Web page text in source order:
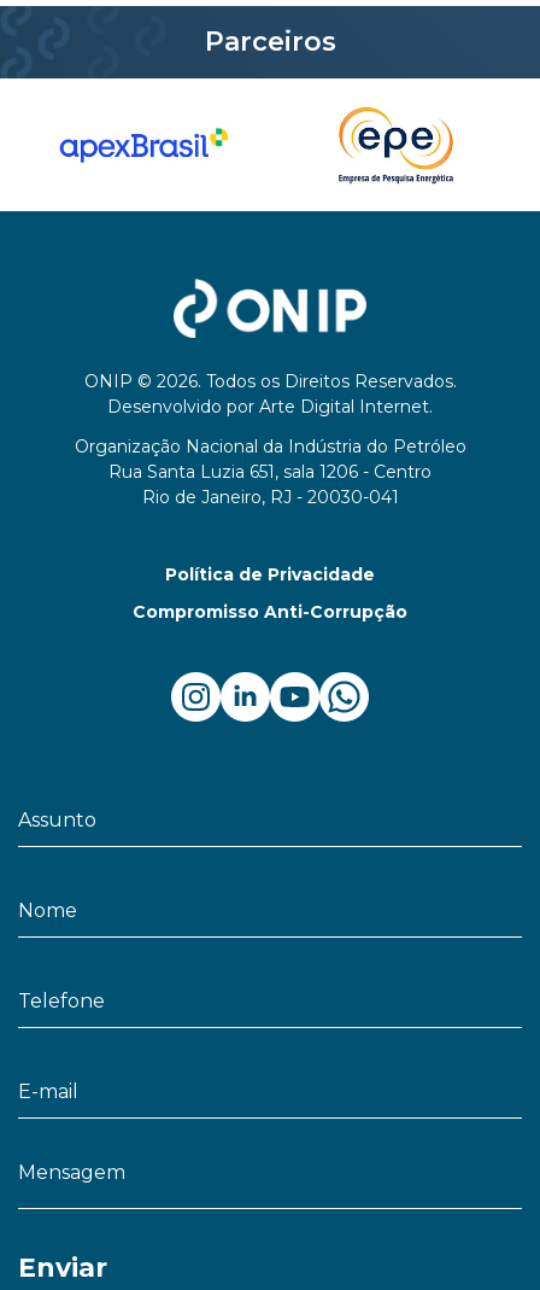
Parceiros
ONIP © 2026. Todos os Direitos Reservados.
Desenvolvido por Arte Digital Internet.
Organização Nacional da Indústria do Petróleo
Rua Santa Luzia 651, sala 1206 - Centro
Rio de Janeiro, RJ - 20030-041
Política de Privacidade
Compromisso Anti-Corrupção